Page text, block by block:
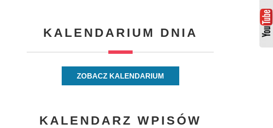
KALENDARIUM DNIA
ZOBACZ KALENDARIUM
KALENDARZ WPISÓW